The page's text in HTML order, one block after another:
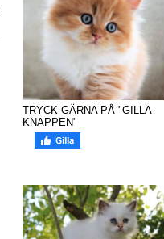
TRYCK GÄRNA PÅ "GILLA-
KNAPPEN"